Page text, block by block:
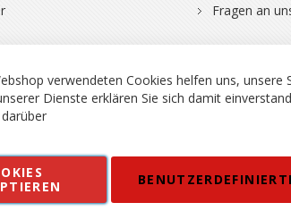
Fragen an
Kontakt AGB Datenschutz
in EUR, Angebot solange Vorrat reicht. Fehler,
verwendeten Cookies helfen uns, unsere
Dienste erklären Sie sich damit